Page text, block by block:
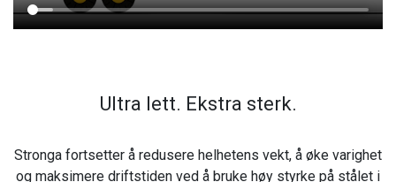
Ultra lett. Ekstra sterk.
Stronga fortsetter å redusere helhetens vekt, å øke varighet
og maksimere driftstiden ved å bruke høy styrke på stålet i